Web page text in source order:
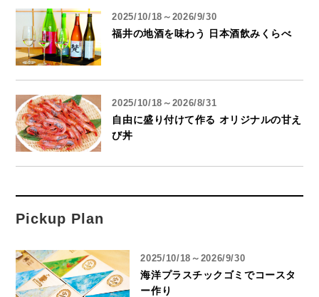
2025/10/18～2026/9/30
福井の地酒を味わう 日本酒飲みくらべ
2025/10/18～2026/8/31
自由に盛り付けて作る オリジナルの甘え
び丼
Pickup Plan
2025/10/18～2026/9/30
海洋プラスチックゴミでコースタ
ー作り